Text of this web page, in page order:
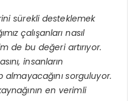
sürekli desteklemek
çalışanları nasıl
de bu değeri artırıyor.
insanların
sorguluyor.
en verimli